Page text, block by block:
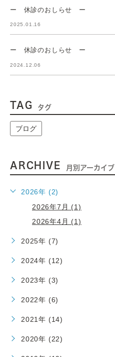
ー 休診のおしらせ ー
2025.01.16
ー 休診のおしらせ ー
2024.12.06
TAG タグ
ブログ
ARCHIVE 月別アーカイブ
2026年 (2)
2026年7月 (1)
2026年4月 (1)
2025年 (7)
2024年 (12)
2023年 (3)
2022年 (6)
2021年 (14)
2020年 (22)